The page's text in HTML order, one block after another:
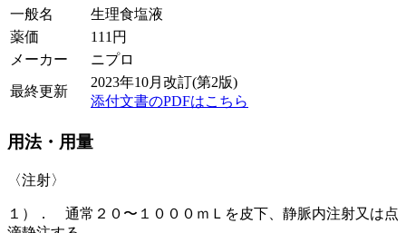
一般名
生理食塩液
薬価
111 円
メーカー
ニプロ
最終更新
2023年10月改訂(第2版)
添付文書のPDFはこちら
用法・用量
〈注射〉
１）． 通常２０〜１０００ｍＬを皮下、静脈内注射又は点